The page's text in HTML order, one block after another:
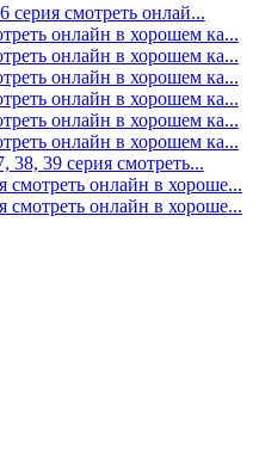
смотреть онлай...
онлайн в хорошем ка...
онлайн в хорошем ка...
онлайн в хорошем ка...
онлайн в хорошем ка...
онлайн в хорошем ка...
онлайн в хорошем ка...
38, 39 серия смотреть...
онлайн в хороше...
онлайн в хороше...